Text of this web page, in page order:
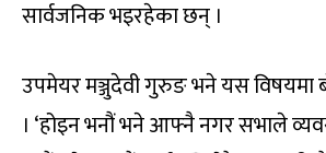
सार्वजनिक भइरहेका छन् ।
उपमेयर मञ्जुदेवी गुरुङ भने यस विषयमा
। ‘होइन भनौं भने आफ्नै नगर सभाले